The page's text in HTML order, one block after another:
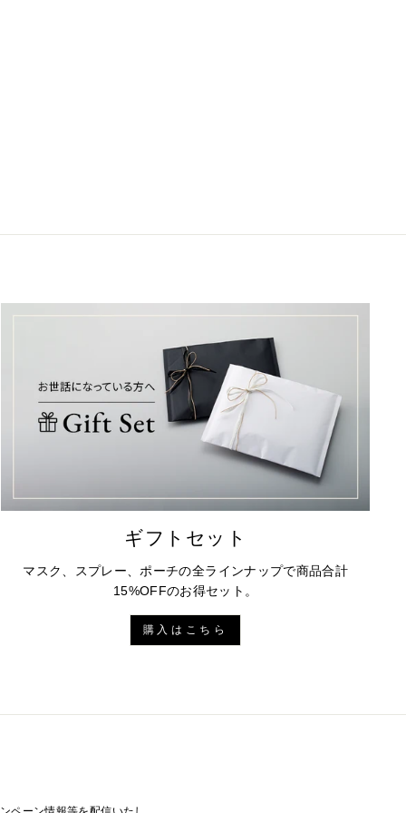
ギフトセット
マスク、スプレー、ポーチの全ラインナップで商品合計
15%OFFのお得セット。
購入はこちら